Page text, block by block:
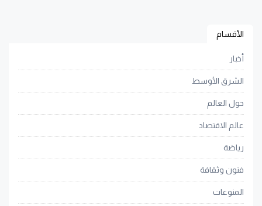
الأقسام
أخبار
الشرق الأوسط
حول العالم
عالم الاقتصاد
رياضة
فنون وثقافة
المنوعات